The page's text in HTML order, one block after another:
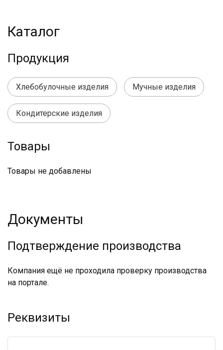
Каталог
Продукция
Хлебобулочные изделия Мучные изделия
Кондитерские изделия
Товары
Товары не добавлены
Документы
Подтверждение производства
Компания ещё не проходила проверку производства
на портале.
Реквизиты